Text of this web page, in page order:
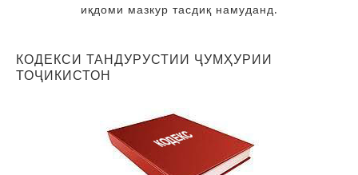
иқдоми мазкур тасдиқ намуданд.
КОДЕКСИ ТАНДУРУСТИИ ҶУМҲУРИИ
ТОҶИКИСТОН